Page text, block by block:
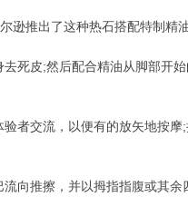
逊推出了这种热石搭配特制精
死皮;然后配合精油从脚部开
者交流，以便有的放矢地按
向推擦，并以拇指指腹或其